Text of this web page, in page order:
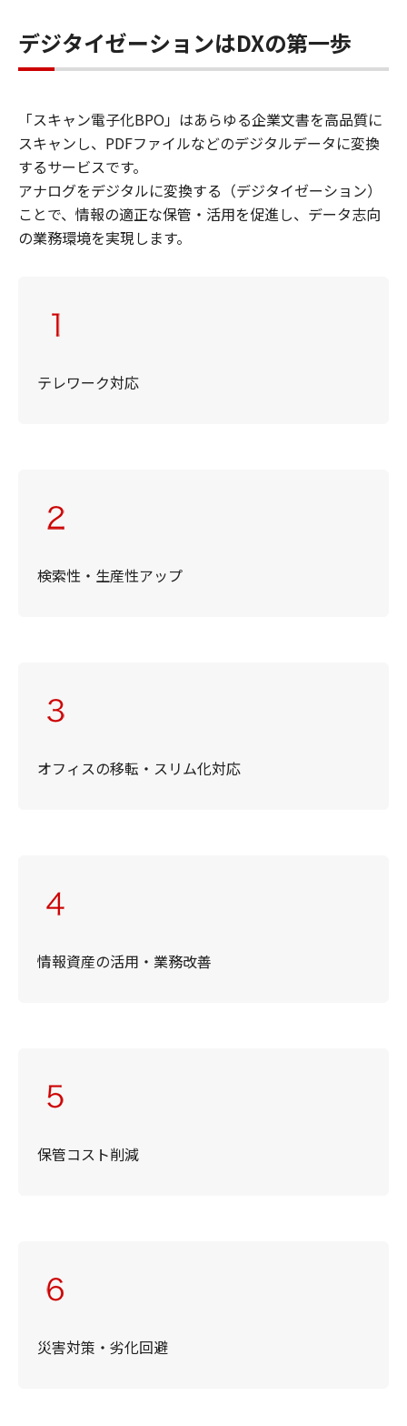
デジタイゼーションはDXの第一歩
「スキャン電子化BPO」はあらゆる企業文書を高品質に
スキャンし、PDFファイルなどのデジタルデータに変換
するサービスです。
アナログをデジタルに変換する（デジタイゼーション）
ことで、情報の適正な保管・活用を促進し、データ志向
の業務環境を実現します。
テレワーク対応
検索性・生産性アップ
オフィスの移転・スリム化対応
情報資産の活用・業務改善
保管コスト削減
災害対策・劣化回避